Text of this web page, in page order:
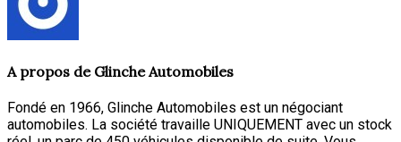
A propos de Glinche Automobiles
Fondé en 1966, Glinche Automobiles est un négociant
automobiles. La société travaille UNIQUEMENT avec un stock